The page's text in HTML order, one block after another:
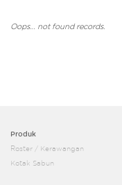
Oops… not found records.
Produk
Roster / Kerawangan
Kotak Sabun